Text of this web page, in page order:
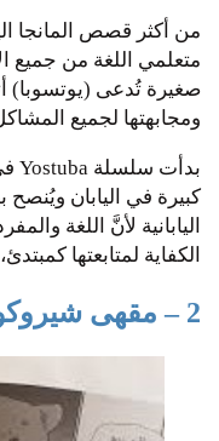
من أكثر قصص المانجا
متعلمي اللغة من جميع
صغيرة تُدعى (يوتسوبا)
ومجابهتها لجميع
كبيرة في اليابان ويُنصح
اليابانية لأنَّ اللغة
الكفاية لمتابعتها
2 – مقهى شيروكوما (しろくまカフェ)